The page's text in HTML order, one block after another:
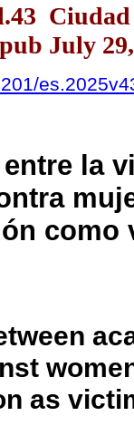
Ciudad
July
la
como
as